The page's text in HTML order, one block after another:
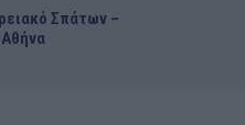
Σπάτων –